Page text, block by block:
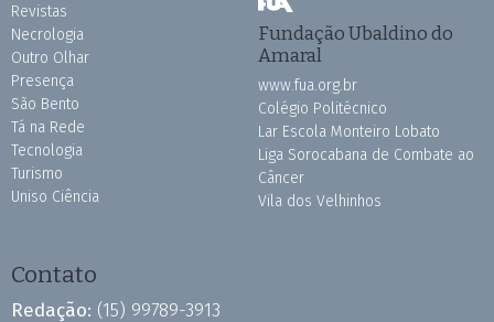
Revistas
Necrologia
Outro Olhar
Presença
São Bento
Tá na Rede
Tecnologia
Turismo
Uniso Ciência
Fundação Ubaldino do
Amaral
www.fua.org.br
Colégio Politécnico
Lar Escola Monteiro Lobato
Liga Sorocabana de Combate ao
Câncer
Vila dos Velhinhos
Contato
Redação: (15) 99789-3913